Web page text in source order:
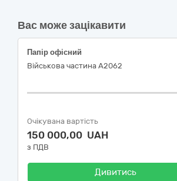
Вас може зацікавити
Папір офісний
Військова частина А2062
Очікувана вартість
150 000,00 UAH
з ПДВ
Дивитись